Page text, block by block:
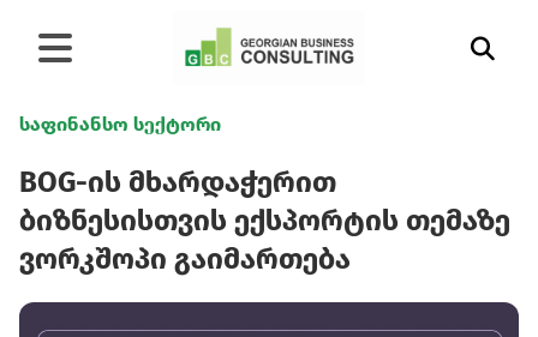
საფინანსო სექტორი
BOG-ის მხარდაჭერით
ბიზნესისთვის ექსპორტის თემაზე
ვორკშოპი გაიმართება